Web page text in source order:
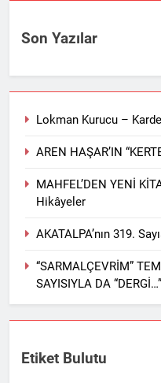
Son Yazılar
Lokman Kurucu –
AREN HAŞAR’IN
MAHFEL’DEN YENİ
Hikâyeler
AKATALPA’nın 319.
“SARMALÇEVRİM”
SAYISIYLA DA “DERGİ…”
Etiket Bulutu